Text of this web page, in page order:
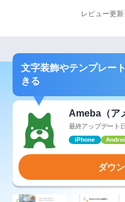
レビュー更
文字装飾やテンプレー
きる
Ameba（ア
最終アップデート
iPhone
ダウ